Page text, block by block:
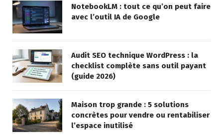
NotebookLM : tout ce qu’on peut faire
avec l’outil IA de Google
Audit SEO technique WordPress : la
checklist complète sans outil payant
(guide 2026)
Maison trop grande : 5 solutions
concrètes pour vendre ou rentabiliser
l’espace inutilisé